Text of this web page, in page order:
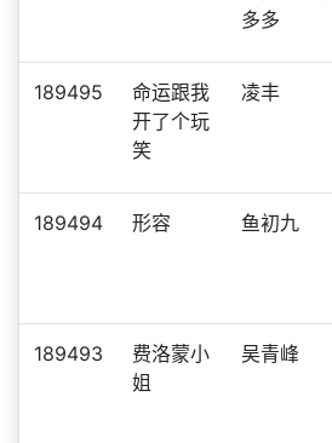
多多
189495
命运跟我
开了个玩
笑
凌丰
189494 形容 鱼初九
189493
费洛蒙小
姐
吴青峰